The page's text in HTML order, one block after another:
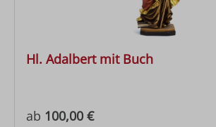
Hl. Adalbert mit Buch
Regulärer Preis:
ab 100,00 €